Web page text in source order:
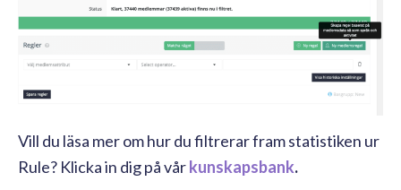
Vill du läsa mer om hur du filtrerar fram statistiken ur
Rule? Klicka in dig på vårkunskapsbank.